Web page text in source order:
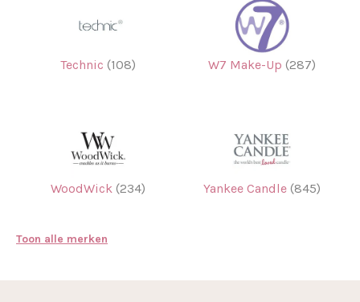
Technic (108) W7 Make-Up (287)
WoodWick (234) Yankee Candle (845)
Toon alle merken